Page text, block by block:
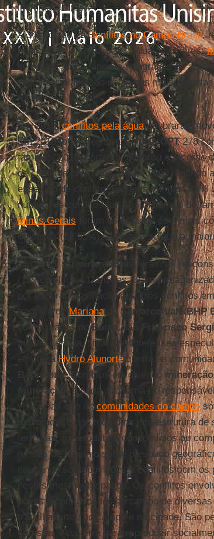
intimidação (94).
A 34ª edição deConflitos no Campo Brasil,
publicação, entre outras, a duas mulheres:
livro traz, ainda, apenas fotografias de
visibilizar a atuação delas nas mais
rural.
Em 2018,conflitos pela águaquebraram
Em 2018 foram registrados pelaCPT276
famílias. 2018, portanto, quebrou o recorde
de conflitos pela água, desde 2002, quando
esse tipo de conflito. Entre as vítimas, 85%
número de conflitos foi 40% maior e o de
Minas Gerais foram os estados com mais
65 casos (23,55%). Ressalte-se que a
Em 2018, as mineradoras
foram as
(139 conflitos). 111 deles foram
por mineradoras nacionais. Três conflitos
tragédia deMarianadaSamarco /Vale/BHP
comunidades doBaixo São Francisco
modos de vida, contra os interesses
empresa Hydro Alunortecontra as
Barcarena. Conflitos envolvendo mineração
mineração
, a cada dia, torna-se
violências que as comunidades do campo
explorada. Exige toda uma infraestrutura
ferrovias, minerodutos, condomínios ou
formas de domínio sobre o espaço
causando sobreposições e conflitos com
nestes mesmos espaços. Os conflitos
povos e comunidades do campo de
trabalhadoras, no campo e na cidade. São
florestas e da terra para reproduzir